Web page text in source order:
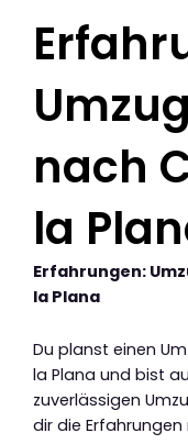
nach
la
Erfahrungen:
la Plana
Du planst einen
la Plana und bist
zuverlässigen
dir die